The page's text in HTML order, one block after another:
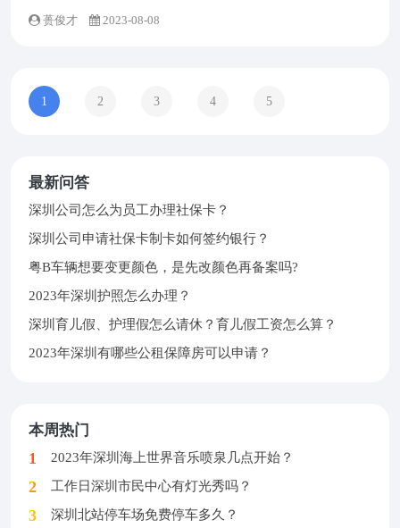
蒉俊才 2023-08-08
1 2 3 4 5
最新问答
深圳公司怎么为员工办理社保卡？
深圳公司申请社保卡制卡如何签约银行？
粤B车辆想要变更颜色，是先改颜色再备案吗?
2023年深圳护照怎么办理？
深圳育儿假、护理假怎么请休？育儿假工资怎么算？
2023年深圳有哪些公租保障房可以申请？
本周热门
2023年深圳海上世界音乐喷泉几点开始？
工作日深圳市民中心有灯光秀吗？
深圳北站停车场免费停车多久？